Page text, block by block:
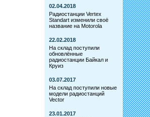
02.04.2018
Радиостанции Vertex
Standart изменили своё
название на Motorola
22.02.2018
На склад поступили
обновлённые
радиостанции Байкал и
Круиз
03.07.2017
На склад поступили новые
модели радиостанций
Vector
23.01.2017